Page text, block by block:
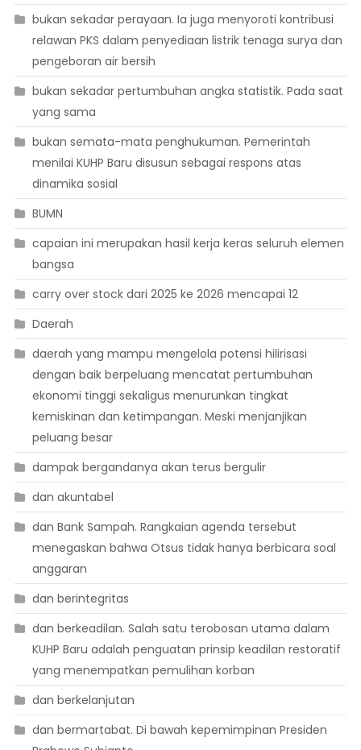
bukan sekadar perayaan. Ia juga menyoroti kontribusi
relawan PKS dalam penyediaan listrik tenaga surya dan
pengeboran air bersih
bukan sekadar pertumbuhan angka statistik. Pada saat
yang sama
bukan semata-mata penghukuman. Pemerintah
menilai KUHP Baru disusun sebagai respons atas
dinamika sosial
BUMN
capaian ini merupakan hasil kerja keras seluruh elemen
bangsa
carry over stock dari 2025 ke 2026 mencapai 12
Daerah
daerah yang mampu mengelola potensi hilirisasi
dengan baik berpeluang mencatat pertumbuhan
ekonomi tinggi sekaligus menurunkan tingkat
kemiskinan dan ketimpangan. Meski menjanjikan
peluang besar
dampak bergandanya akan terus bergulir
dan akuntabel
dan Bank Sampah. Rangkaian agenda tersebut
menegaskan bahwa Otsus tidak hanya berbicara soal
anggaran
dan berintegritas
dan berkeadilan. Salah satu terobosan utama dalam
KUHP Baru adalah penguatan prinsip keadilan restoratif
yang menempatkan pemulihan korban
dan berkelanjutan
dan bermartabat. Di bawah kepemimpinan Presiden